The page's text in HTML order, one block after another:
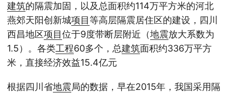
建筑的隔震加固，以及总面积约114万平方米的河北
燕郊天阳创新城项目等高层隔震居住区的建设，四川
西昌地区项目位于9度带断层附近（地震放大系数为
1.5）。各类工程60多个，总建筑面积约336万平方
米，直接经济效益15.4亿元
根据四川省地震局的数据，早在2015年，我国采用隔